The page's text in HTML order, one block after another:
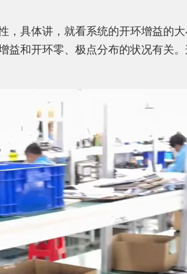
具体讲，就看系统的开环增益的
和开环零、极点分布的状况有关